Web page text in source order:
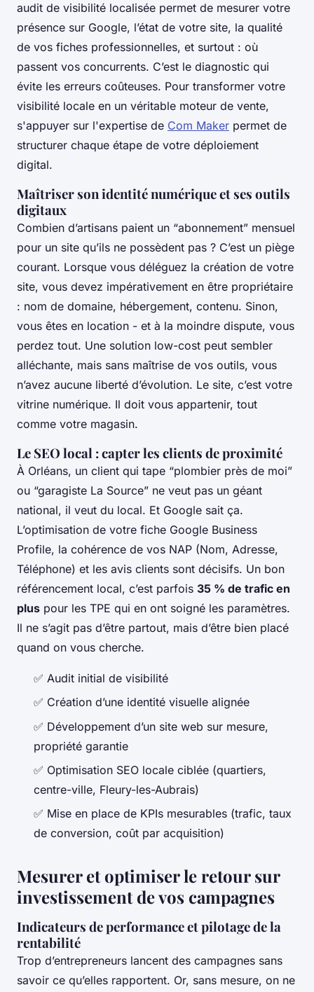
audit de visibilité localisée permet de mesurer votre
présence sur Google, l’état de votre site, la qualité
de vos fiches professionnelles, et surtout : où
passent vos concurrents. C’est le diagnostic qui
évite les erreurs coûteuses. Pour transformer votre
visibilité locale en un véritable moteur de vente,
s'appuyer sur l'expertise de Com Maker permet de
structurer chaque étape de votre déploiement
digital.
Maîtriser son identité numérique et ses outils
digitaux
Combien d’artisans paient un “abonnement” mensuel
pour un site qu’ils ne possèdent pas ? C’est un piège
courant. Lorsque vous déléguez la création de votre
site, vous devez impérativement en être propriétaire
: nom de domaine, hébergement, contenu. Sinon,
vous êtes en location - et à la moindre dispute, vous
perdez tout. Une solution low-cost peut sembler
alléchante, mais sans maîtrise de vos outils, vous
n’avez aucune liberté d’évolution. Le site, c’est votre
vitrine numérique. Il doit vous appartenir, tout
comme votre magasin.
Le SEO local : capter les clients de proximité
À Orléans, un client qui tape “plombier près de moi”
ou “garagiste La Source” ne veut pas un géant
national, il veut du local. Et Google sait ça.
L’optimisation de votre fiche Google Business
Profile, la cohérence de vos NAP (Nom, Adresse,
Téléphone) et les avis clients sont décisifs. Un bon
référencement local, c’est parfois 35 % de trafic en
plus pour les TPE qui en ont soigné les paramètres.
Il ne s’agit pas d’être partout, mais d’être bien placé
quand on vous cherche.
✅ Audit initial de visibilité
✅ Création d’une identité visuelle alignée
✅ Développement d’un site web sur mesure,
propriété garantie
✅ Optimisation SEO locale ciblée (quartiers,
centre-ville, Fleury-les-Aubrais)
✅ Mise en place de KPIs mesurables (trafic, taux
de conversion, coût par acquisition)
Mesurer et optimiser le retour sur
investissement de vos campagnes
Indicateurs de performance et pilotage de la
rentabilité
Trop d’entrepreneurs lancent des campagnes sans
savoir ce qu’elles rapportent. Or, sans mesure, on ne